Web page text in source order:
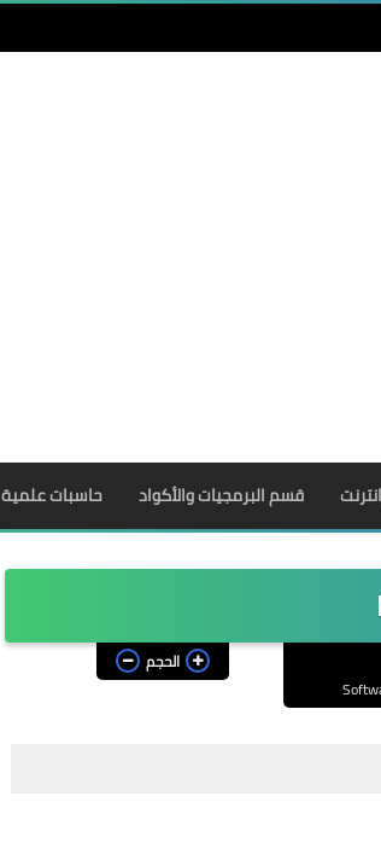
قسم البرمجيات والأكواد حاسبات علمية
الحجم